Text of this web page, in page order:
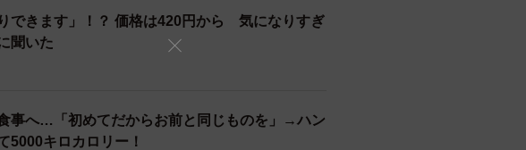
できます」！？ 価格は420円から 気になりすぎ
聞いた
事へ…「初めてだからお前と同じものを」→ハン
5000キロカロリー！